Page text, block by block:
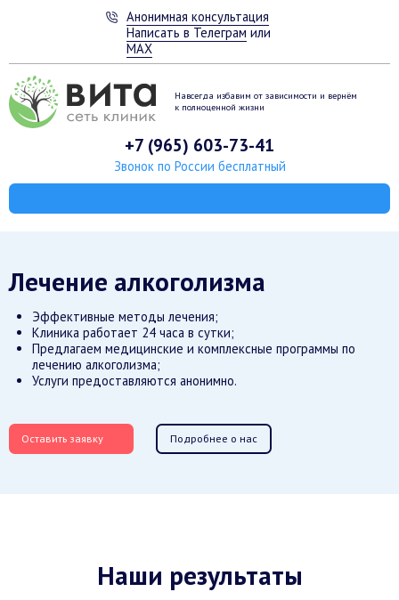
Анонимная консультация
Написать в Телеграм или
MAX
Навсегда избавим от зависимости и вернём
к полноценной жизни
+7 (965) 603-73-41
Звонок по России бесплатный
Лечение алкоголизма
Эффективные методы лечения;
Клиника работает 24 часа в сутки;
Предлагаем медицинские и комплексные программы по
лечению алкоголизма;
Услуги предоставляются анонимно.
Оставить заявку Подробнее о нас
Наши результаты